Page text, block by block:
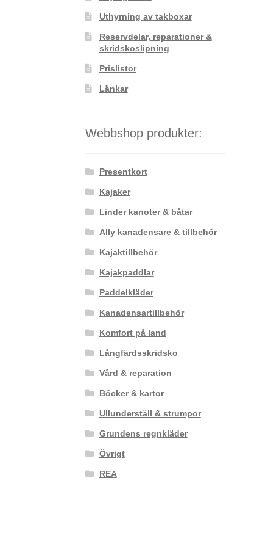
Uthyrning av takboxar
Reservdelar, reparationer &
skridskoslipning
Prislistor
Länkar
Webbshop produkter:
Presentkort
Kajaker
Linder kanoter & båtar
Ally kanadensare & tillbehör
Kajaktillbehör
Kajakpaddlar
Paddelkläder
Kanadensartillbehör
Komfort på land
Långfärdsskridsko
Vård & reparation
Böcker & kartor
Ullunderställ & strumpor
Grundens regnkläder
Övrigt
REA